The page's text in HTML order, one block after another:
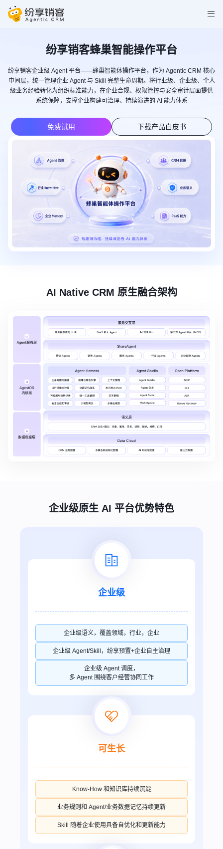
纷享销客蜂巢智能操作平台
纷享销客企业级 Agent 平台——蜂巢智能体操作平台，作为 Agentic CRM 核心
中间层，统一管理企业 Agent 与 Skill 完整生命周期。将行业级、企业级、个人
级业务经验转化为组织标准能力，在企业合规、权限管控与安全审计层面提供
系统保障，支撑企业构建可治理、持续演进的 AI 能力体系
免费试用 下载产品白皮书
AI Native CRM 原生融合架构
企业级原生 AI 平台优势特色
企业级
企业级语义，覆盖领域，行业，企业
企业级 Agent/Skill，纷享预置+企业自主治理
企业级 Agent 调度，
多 Agent 围绕客户经营协同工作
可生长
Know-How 和知识库持续沉淀
业务规则和 Agent/业务数据记忆持续更新
Skill 随着企业使用具备自优化和更新能力